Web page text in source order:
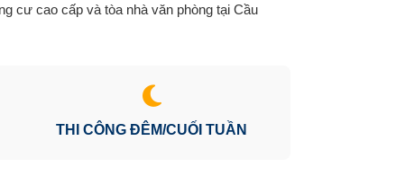
cư cao cấp và tòa nhà văn phòng tại Cầu
THI CÔNG ĐÊM/CUỐI TUẦN